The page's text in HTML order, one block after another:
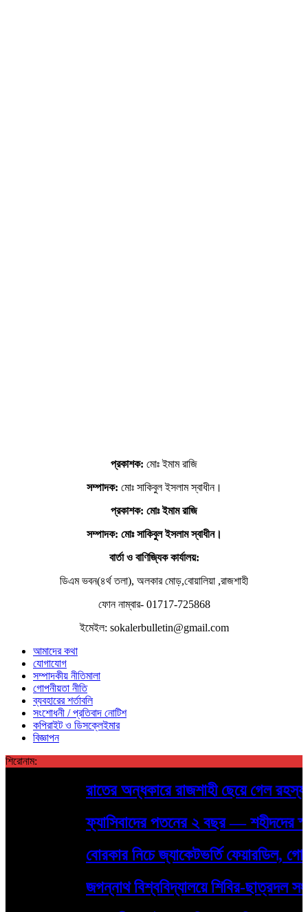
প্রকাশক: মোঃ ইমাম রাজি
সম্পাদক: মোঃ সাকিবুল ইসলাম স্বাধীন।
প্রকাশক: মোঃ ইমাম রাজি
সম্পাদক: মোঃ সাকিবুল ইসলাম স্বাধীন।
বার্তা ও বাণিজ্যিক কার্যালয়:
ডিএম ভবন(৪র্থ তলা), অলকার মোড়,বোয়ালিয়া ,রাজশাহী
ফোন নাম্বার- 01717-725868
ইমেইল: sokalerbulletin@gmail.com
আমাদের কথা
যোগাযোগ
সম্পাদকীয় নীতিমালা
গোপনীয়তা নীতি
ব্যবহারের শর্তাবলি
সংশোধনী / প্রতিবাদ নোটিশ
কপিরাইট ও ডিসক্লেইমার
বিজ্ঞাপন
শিরোনাম:
রাতের অন্ধকারে রাজশাহী ছেয়ে গেল
ফ্যাসিবাদের পতনের ২ বছর — শহীদদের
বোরকার নিচে জ্যাকেটভর্তি ফেয়ারডিল,
জগন্নাথ বিশ্ববিদ্যালয়ে শিবির-ছাত্রদল